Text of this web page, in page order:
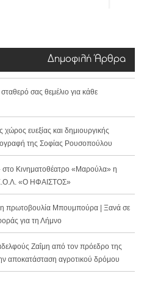
Δημοφιλή Άρθρα
σας θεμέλιο για κάθε
ευεξίας και δημιουργικής
της Σοφίας Ρουσοπούλου
στο Κινηματοθέατρο «Μαρούλα» η
«Ο ΗΦΑΙΣΤΟΣ»
η πρωτοβουλία Μπουμπούρα | Ξανά σε
για τη Λήμνο
Ζαΐμη από τον πρόεδρο της
αποκατάσταση αγροτικού δρόμου